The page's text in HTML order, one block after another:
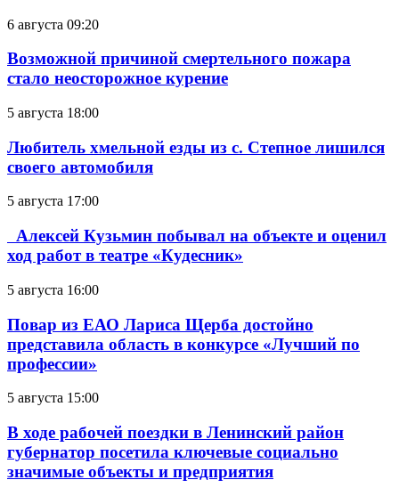
6 августа 09:20
Возможной причиной смертельного пожара
стало неосторожное курение
5 августа 18:00
Любитель хмельной езды из с. Степное лишился
своего автомобиля
5 августа 17:00
Алексей Кузьмин побывал на объекте и оценил
ход работ в театре «Кудесник»
5 августа 16:00
Повар из ЕАО Лариса Щерба достойно
представила область в конкурсе «Лучший по
профессии»
5 августа 15:00
В ходе рабочей поездки в Ленинский район
губернатор посетила ключевые социально
значимые объекты и предприятия